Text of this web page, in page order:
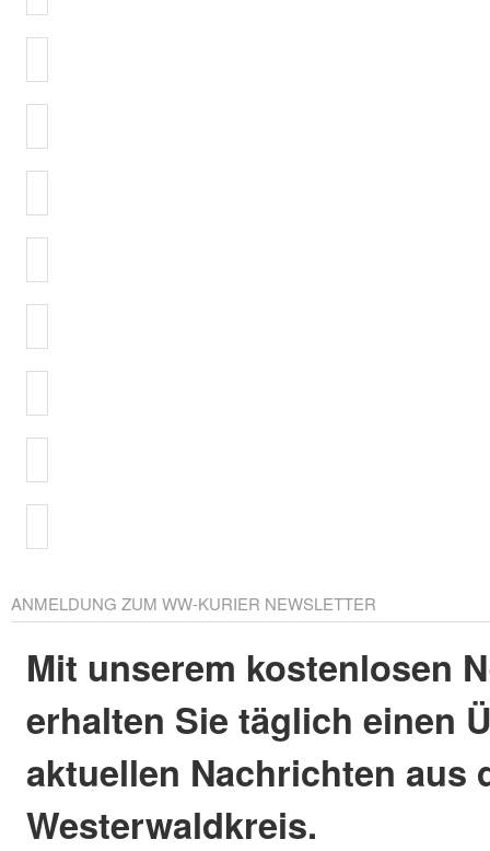
ANMELDUNG ZUM WW-KURIER NEWSLETTER
Mit unserem kostenlosen
erhalten Sie täglich einen
aktuellen Nachrichten aus
Westerwaldkreis.